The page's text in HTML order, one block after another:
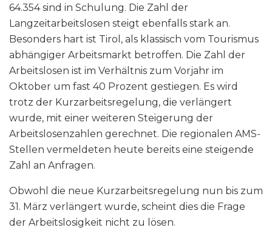
64.354 sind in Schulung. Die Zahl der
Langzeitarbeitslosen steigt ebenfalls stark an.
Besonders hart ist Tirol, als klassisch vom Tourismus
abhängiger Arbeitsmarkt betroffen. Die Zahl der
Arbeitslosen ist im Verhältnis zum Vorjahr im
Oktober um fast 40 Prozent gestiegen. Es wird
trotz der Kurzarbeitsregelung, die verlängert
wurde, mit einer weiteren Steigerung der
Arbeitslosenzahlen gerechnet. Die regionalen AMS-
Stellen vermeldeten heute bereits eine steigende
Zahl an Anfragen.
Obwohl die neue Kurzarbeitsregelung nun bis zum
31. März verlängert wurde, scheint dies die Frage
der Arbeitslosigkeit nicht zu lösen.